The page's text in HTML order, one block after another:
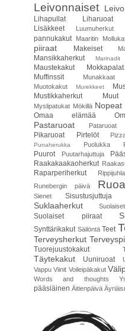
Leivonnaiset
Lihapullat
Liharuoat
Lisäkkeet
Luumuherkut
pannukakut Maaritin
piiraat Makeiset
Mansikkaherkut Marinadit
Maustekakut
Mokkapalat
Muffinssit
Munakkaat
Muotokakut
Murekkeet
Mustikkaherkut
Myslipatukat Mökillä
Omaa elämää
Pastaruoat Pataruoat
Pikaruoat Pirtelöt
Punaherukka Puolukka
Puurot Puutarhajuttuja
Raakakaakaoherkut
Raparperiherkut
Runebergin päivä
Sienet Sisustusjuttuja
Suklaaherkut
Suolaiset piiraat
Synttärikakut Säilöntä Teet
Terveysherkut
Tuorejuustokakut
Täytekakut Uuniruoat
Vappu Viinit Voileipäkakut
Words and thoughts
pääsiäinen Äitienpäivä